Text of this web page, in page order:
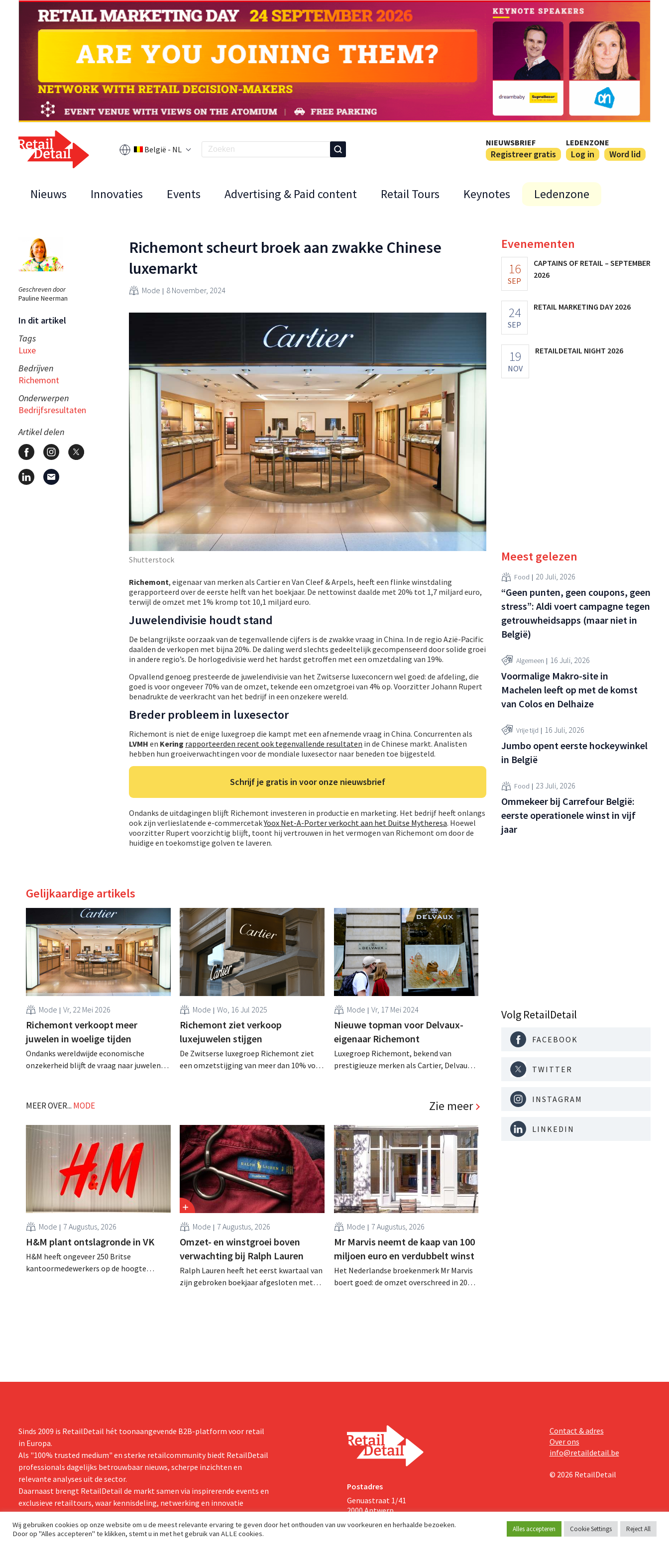
België - NL
NIEUWSBRIEF
Registreer gratis
LEDENZONE
Log in Word lid
Nieuws Innovaties Events Advertising & Paid content Retail Tours Keynotes Ledenzone
Geschreven door
Pauline Neerman
In dit artikel
Tags
Luxe
Bedrijven
Richemont
Onderwerpen
Bedrijfsresultaten
Artikel delen
Richemont scheurt broek aan zwakke Chinese
luxemarkt
Mode 8 November, 2024
Shutterstock
Richemont, eigenaar van merken als Cartier en Van Cleef & Arpels, heeft een flinke winstdaling
gerapporteerd over de eerste helft van het boekjaar. De nettowinst daalde met 20% tot 1,7 miljard euro,
terwijl de omzet met 1% kromp tot 10,1 miljard euro.
Juwelendivisie houdt stand
De belangrijkste oorzaak van de tegenvallende cijfers is de zwakke vraag in China. In de regio Azië-Pacific
daalden de verkopen met bijna 20%. De daling werd slechts gedeeltelijk gecompenseerd door solide groei
in andere regio’s. De horlogedivisie werd het hardst getroffen met een omzetdaling van 19%.
Opvallend genoeg presteerde de juwelendivisie van het Zwitserse luxeconcern wel goed: de afdeling, die
goed is voor ongeveer 70% van de omzet, tekende een omzetgroei van 4% op. Voorzitter Johann Rupert
benadrukte de veerkracht van het bedrijf in een onzekere wereld.
Breder probleem in luxesector
Richemont is niet de enige luxegroep die kampt met een afnemende vraag in China. Concurrenten als
LVMH en Kering rapporteerden recent ook tegenvallende resultaten in de Chinese markt. Analisten
hebben hun groeiverwachtingen voor de mondiale luxesector naar beneden toe bijgesteld.
Schrijf je gratis in voor onze nieuwsbrief
Ondanks de uitdagingen blijft Richemont investeren in productie en marketing. Het bedrijf heeft onlangs
ook zijn verlieslatende e-commercetakYoox Net-A-Porter verkocht aan het Duitse Mytheresa. Hoewel
voorzitter Rupert voorzichtig blijft, toont hij vertrouwen in het vermogen van Richemont om door de
huidige en toekomstige golven te laveren.
Gelijkaardige artikels
Mode Vr, 22 Mei 2026
Richemont verkoopt meer
juwelen in woelige tijden
Ondanks wereldwijde economische
onzekerheid blijft de vraag naar juwelen
Delvaux heeft zijn boekjaar afgesloten
Mode Wo, 16 Jul 2025
Richemont ziet verkoop
luxejuwelen stijgen
De Zwitserse luxegroep Richemont ziet
een omzetstijging van meer dan 10% voor
Mode Vr, 17 Mei 2024
Nieuwe topman voor Delvaux-
eigenaar Richemont
Luxegroep Richemont, bekend van
prestigieuze merken als Cartier, Delvaux
recordomzet, maar ziet de groei wel
MEER OVER... MODE Zie meer
Mode 7 Augustus, 2026
H&M plant ontslagronde in VK
H&M heeft ongeveer 250 Britse
kantoormedewerkers op de hoogte
Mode 7 Augustus, 2026
Omzet- en winstgroei boven
verwachting bij Ralph Lauren
Ralph Lauren heeft het eerst kwartaal van
zijn gebroken boekjaar afgesloten met
Mode 7 Augustus, 2026
Mr Marvis neemt de kaap van 100
miljoen euro en verdubbelt winst
Het Nederlandse broekenmerk Mr Marvis
boert goed: de omzet overschreed in 2025
Evenementen
16
SEP
CAPTAINS OF RETAIL – SEPTEMBER
2026
24
SEP
RETAIL MARKETING DAY 2026
19
NOV
RETAILDETAIL NIGHT 2026
Meest gelezen
Food 20 Juli, 2026
“Geen punten, geen coupons, geen
stress”: Aldi voert campagne tegen
getrouwheidsapps (maar niet in
België)
Algemeen 16 Juli, 2026
Voormalige Makro-site in
Machelen leeft op met de komst
van Colos en Delhaize
Vrije tijd 16 Juli, 2026
Jumbo opent eerste hockeywinkel
in België
Food 23 Juli, 2026
Ommekeer bij Carrefour België:
eerste operationele winst in vijf
jaar
Volg RetailDetail
FACEBOOK
TWITTER
INSTAGRAM
LINKEDIN
Sinds 2009 is RetailDetail hét toonaangevende B2B-platform voor retail
in Europa.
Als "100% trusted medium" en sterke retailcommunity biedt RetailDetail
professionals dagelijks betrouwbaar nieuws, scherpe inzichten en
relevante analyses uit de sector.
Daarnaast brengt RetailDetail de markt samen via inspirerende events en
exclusieve retailtours, waar kennisdeling, netwerking en innovatie
centraal staan.
Postadres
Genuastraat 1/41
2000 Antwerp
Contact & adres
Over ons
info@retaildetail.be
© 2026 RetailDetail
Wij gebruiken cookies op onze website om u de meest relevante ervaring te geven door het onthouden van uw voorkeuren en herhaalde bezoeken.
Door op "Alles accepteren" te klikken, stemt u in met het gebruik van ALLE cookies.
Alles accepteren Cookie Settings Reject All